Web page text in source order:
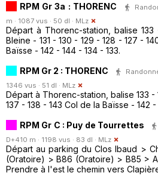
RPM Gr 3a : THORENC
m · 1087 vus · 50 dl · MLz
Départ à Thorenc-station, balise
Bleine - 131 - 130 - 129 - 128 - 127 -
Baïsse - 142 - 144 - 134 - 133.
RPM Gr 2 : THORENC
1346 vus · 51 dl · MLz
Départ à Thorenc-station, balise 133 -
137 - 138 - 143 Col de la Baïsse - 142 -
RPM Gr C : Puy de Tourrettes
D+410 m · 1198 vus · 83 dl · MLz
Départ au parking du Clos Ibaud >
(Oratoire) > B86 (Oratoire) > B85 >
Prendre à l'est le chemin vers